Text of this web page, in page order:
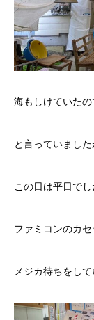
海もしけていた
と言っていまし
この日は平日で
ファミコンのカ
メジカ待ちをし